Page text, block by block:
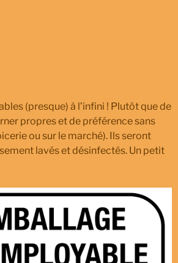
(presque) à l’infini ! Plutôt que de
propres et de préférence sans
ou sur le marché). Ils seront
lavés et désinfectés. Un petit